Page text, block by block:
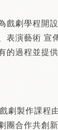
戲劇學程開
表演藝術 宣
的過程並提
劇製作課程
團合作共創